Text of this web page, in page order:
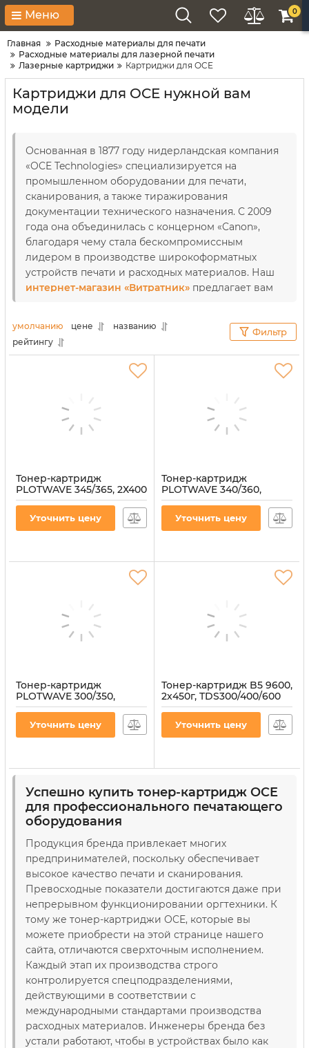
Меню 0
Главная
Расходные материалы для печати
Расходные материалы для лазерной печати
Лазерные картриджи
Картриджи для OCE
Картриджи для OCE нужной вам
модели
Основанная в 1877 году нидерландская компания
«OCE Technologies» специализируется на
промышленном оборудовании для печати,
сканирования, а также тиражирования
документации технического назначения. С 2009
года она объединилась с концерном «Canon»,
благодаря чему стала бескомпромиссным
лидером в производстве широкоформатных
устройств печати и расходных материалов. Наш
интернет-магазин «Витратник» предлагает вам
также использованием уникальных марок тонера.
Большое разрешение и непревзойденная
четкость отпечатанных материалов вам
умолчанию цене
названию
рейтингу
Фильтр
Тонер-картридж
PLOTWAVE 345/365, 2Х400
г OCE
(1070066445/1284C001)
T-OCE-1070066445
Уточнить цену
Тонер-картридж
PLOTWAVE 340/360,
2Х400г OCE
(1070011810/6826B003AA/
T-OCE-1070011810
Уточнить цену
Тонер-картридж
PLOTWAVE 300/350,
2Х400г OCE
(1060127660/6826B001/1070066394/1060074426)
T-OCE-1060127660
Уточнить цену
Тонер-картридж B5 9600,
2x450г, TDS300/400/600
OCE
(25001843/7497B005/
T-OCE-1070066545
Уточнить цену
Успешно купить тонер-картридж OCE
для профессионального печатающего
оборудования
Продукция бренда привлекает многих
предпринимателей, поскольку обеспечивает
высокое качество печати и сканирования.
Превосходные показатели достигаются даже при
непрерывном функционировании оргтехники. К
тому же тонер-картриджи OCE, которые вы
можете приобрести на этой странице нашего
сайта, отличаются сверхточным исполнением.
Каждый этап их производства строго
контролируется спецподразделениями,
действующими в соответствии с
международными стандартами производства
расходных материалов. Инженеры бренда без
устали работают, чтобы в устройствах было как